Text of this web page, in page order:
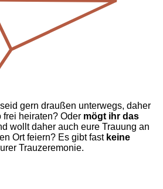
gern draußen unterwegs, daher
heiraten? Oder mögt ihr das
wollt daher auch eure Trauung an
Ort feiern? Es gibt fast keine
Trauzeremonie.